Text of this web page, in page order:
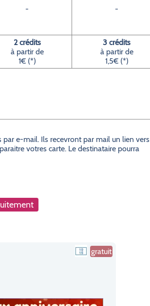
- -
2 crédits
à partir de
1€ (*)
3 crédits
à partir de
1,5€ (*)
e-mail. Ils recevront par mail un lien vers
votres carte. Le destinataire pourra
gratuit